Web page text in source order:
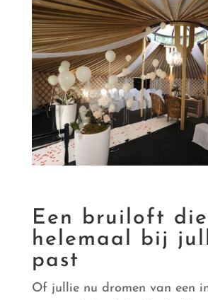
Een bruiloft die
helemaal bij
past
Of jullie nu dromen van een